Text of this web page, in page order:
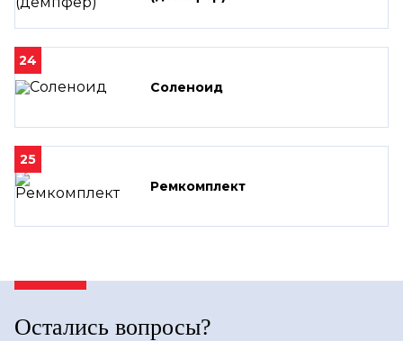
24
Соленоид
25
Ремкомплект
Остались вопросы?